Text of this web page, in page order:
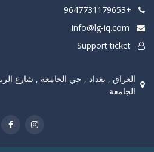
+9647731179653
العراق , بغداد , حي الجامعة , شارع
الجامعة